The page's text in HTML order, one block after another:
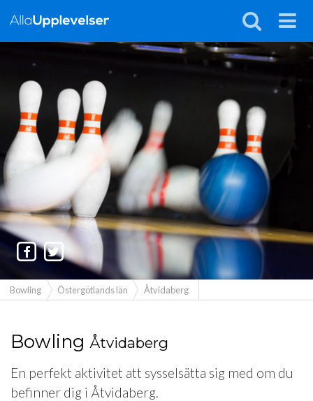
Bowling Östergötlands län Åtvidaberg
Bowling Åtvidaberg
En perfekt aktivitet att sysselsätta sig med om du
befinner dig i Åtvidaberg.